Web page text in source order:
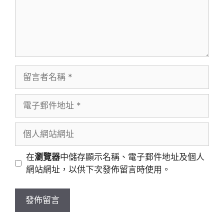
者
稱
郵
地
址
站
址
在瀏覽器中儲存顯示名稱、電子郵件地址及個人
網站網址，以供下次發佈留言時使用。